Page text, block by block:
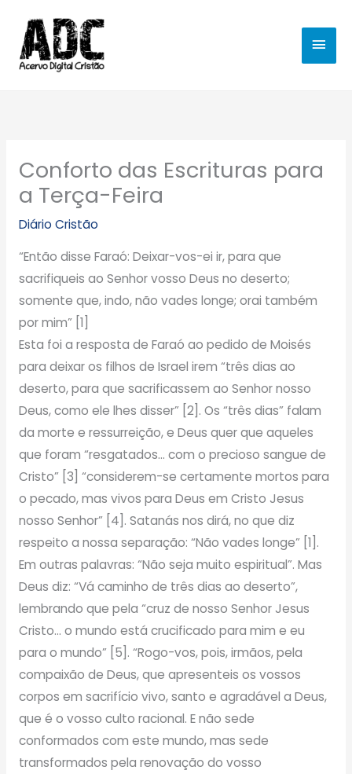
para
conteúdo
Conforto das Escrituras para
a Terça-Feira
Diário Cristão
“Então disse Faraó: Deixar-vos-ei ir, para que
sacrifiqueis ao Senhor vosso Deus no deserto;
somente que, indo, não vades longe; orai também
por mim” [1]
Esta foi a resposta de Faraó ao pedido de Moisés
para deixar os filhos de Israel irem “três dias ao
deserto, para que sacrificassem ao Senhor nosso
Deus, como ele lhes disser” [2]. Os “três dias” falam
da morte e ressurreição, e Deus quer que aqueles
que foram “resgatados… com o precioso sangue de
Cristo” [3] “considerem-se certamente mortos para
o pecado, mas vivos para Deus em Cristo Jesus
nosso Senhor” [4]. Satanás nos dirá, no que diz
respeito a nossa separação: “Não vades longe” [1].
Em outras palavras: “Não seja muito espiritual”. Mas
Deus diz: “Vá caminho de três dias ao deserto”,
lembrando que pela “cruz de nosso Senhor Jesus
Cristo… o mundo está crucificado para mim e eu
para o mundo” [5]. “Rogo-vos, pois, irmãos, pela
compaixão de Deus, que apresenteis os vossos
corpos em sacrifício vivo, santo e agradável a Deus,
que é o vosso culto racional. E não sede
conformados com este mundo, mas sede
transformados pela renovação do vosso